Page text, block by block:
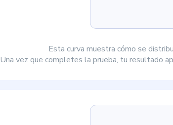
Esta curva muestra cómo se
Una vez que completes la prueba, tu resultado